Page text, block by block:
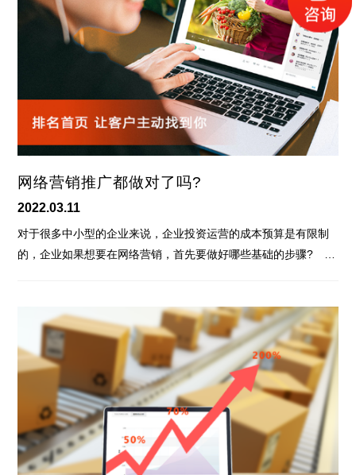
网络营销推广都做对了吗?
2022.03.11
对于很多中小型的企业来说，企业投资运营的成本预算是有限制
的，企业如果想要在网络营销，首先要做好哪些基础的步骤? …